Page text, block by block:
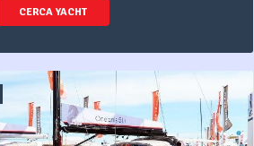
CERCA YACHT